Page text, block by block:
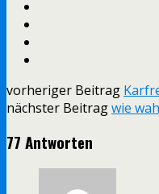
vorheriger Beitrag
nächster Beitragwie
77 Antworten